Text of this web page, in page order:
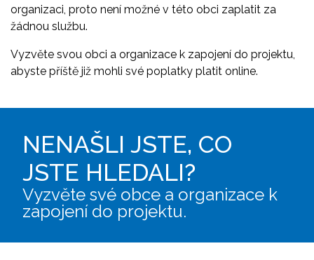
organizaci, proto není možné v této obci zaplatit za
žádnou službu.
Vyzvěte svou obci a organizace k zapojení do projektu,
abyste příště již mohli své poplatky platit online.
NENAŠLI JSTE, CO
JSTE HLEDALI?
Vyzvěte své obce a organizace k
zapojení do projektu.